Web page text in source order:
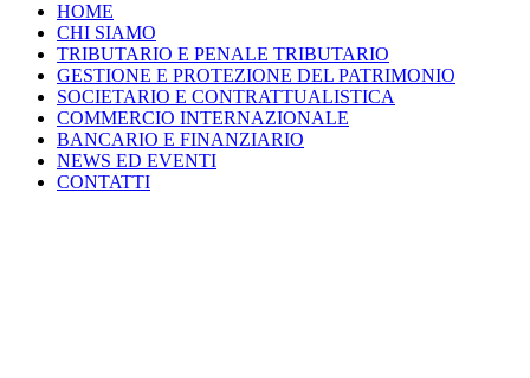
HOME
CHI SIAMO
TRIBUTARIO E PENALE TRIBUTARIO
GESTIONE E PROTEZIONE DEL PATRIMONIO
SOCIETARIO E CONTRATTUALISTICA
COMMERCIO INTERNAZIONALE
BANCARIO E FINANZIARIO
NEWS ED EVENTI
CONTATTI